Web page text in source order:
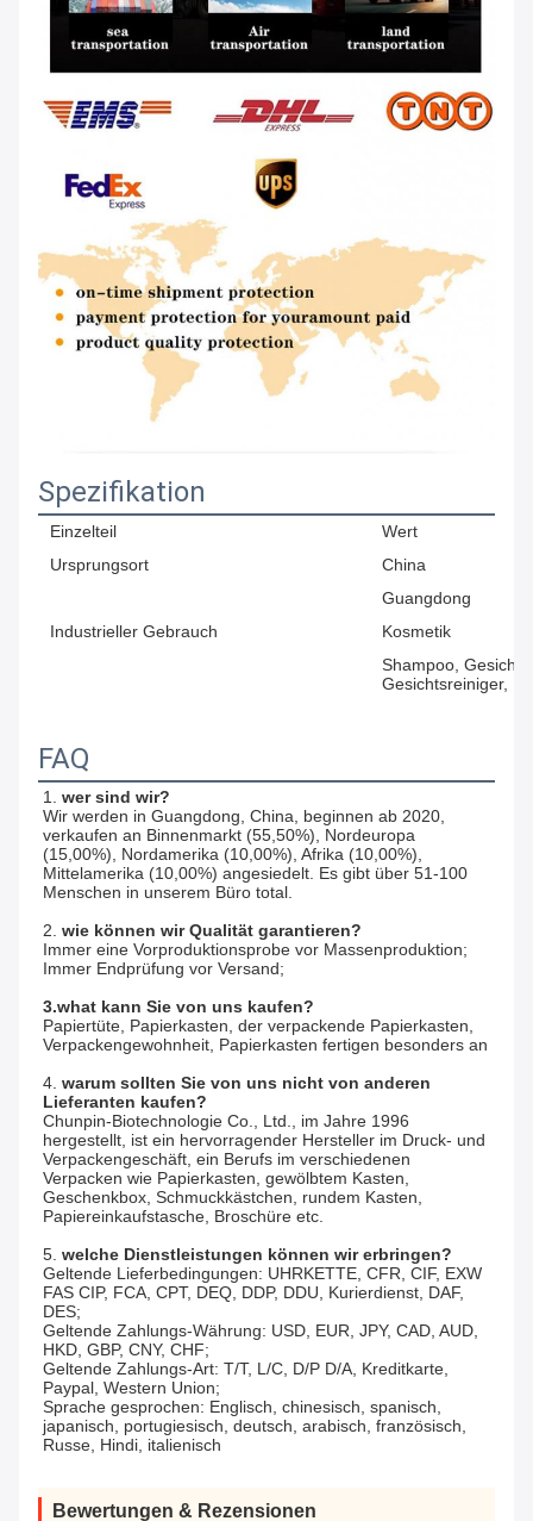
Spezifikation
Einzelteil
Wert
Ursprungsort
China
Guangdong
Industrieller Gebrauch
Kosmetik
Shampoo,
Gesichtsreiniger,
FAQ
1. wer sind wir?
Wir werden in Guangdong, China, beginnen ab 2020,
verkaufen an Binnenmarkt (55,50%), Nordeuropa
(15,00%), Nordamerika (10,00%), Afrika (10,00%),
Mittelamerika (10,00%) angesiedelt. Es gibt über 51-100
Menschen in unserem Büro total.
2. wie können wir Qualität garantieren?
Immer eine Vorproduktionsprobe vor Massenproduktion;
Immer Endprüfung vor Versand;
3.what kann Sie von uns kaufen?
Papiertüte, Papierkasten, der verpackende Papierkasten,
Verpackengewohnheit, Papierkasten fertigen besonders an
4. warum sollten Sie von uns nicht von anderen
Lieferanten kaufen?
Chunpin-Biotechnologie Co., Ltd., im Jahre 1996
hergestellt, ist ein hervorragender Hersteller im Druck- und
Verpackengeschäft, ein Berufs im verschiedenen
Verpacken wie Papierkasten, gewölbtem Kasten,
Geschenkbox, Schmuckkästchen, rundem Kasten,
Papiereinkaufstasche, Broschüre etc.
5. welche Dienstleistungen können wir erbringen?
Geltende Lieferbedingungen: UHRKETTE, CFR, CIF, EXW
FAS CIP, FCA, CPT, DEQ, DDP, DDU, Kurierdienst, DAF,
DES;
Geltende Zahlungs-Währung: USD, EUR, JPY, CAD, AUD,
HKD, GBP, CNY, CHF;
Geltende Zahlungs-Art: T/T, L/C, D/P D/A, Kreditkarte,
Paypal, Western Union;
Sprache gesprochen: Englisch, chinesisch, spanisch,
japanisch, portugiesisch, deutsch, arabisch, französisch,
Russe, Hindi, italienisch
Bewertungen & Rezensionen